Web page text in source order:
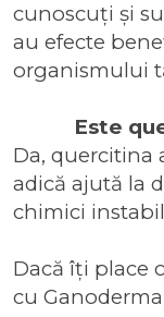
cunoscuți și
au efecte
organismului
Este
Da, quercitina
adică ajută la
chimici
Dacă îți place
cu